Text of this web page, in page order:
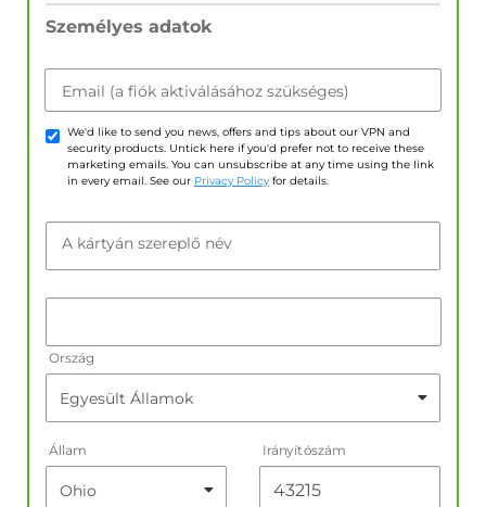
Személyes adatok
Email (a fiók aktiválásához szükséges)
We'd like to send you news, offers and tips about our VPN and
security products. Untick here if you'd prefer not to receive these
marketing emails. You can unsubscribe at any time using the link
in every email. See our Privacy Policy for details.
A kártyán szereplő név
Ország
Állam Irányítószám